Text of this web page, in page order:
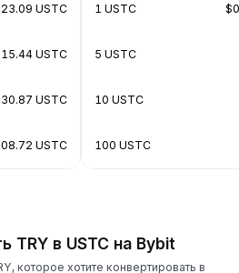
USTC
USTC
USTC
USTC
1 USTC
5 USTC
10 USTC
100 USTC
TRY в USTC на Bybit
которое хотите конвертировать в